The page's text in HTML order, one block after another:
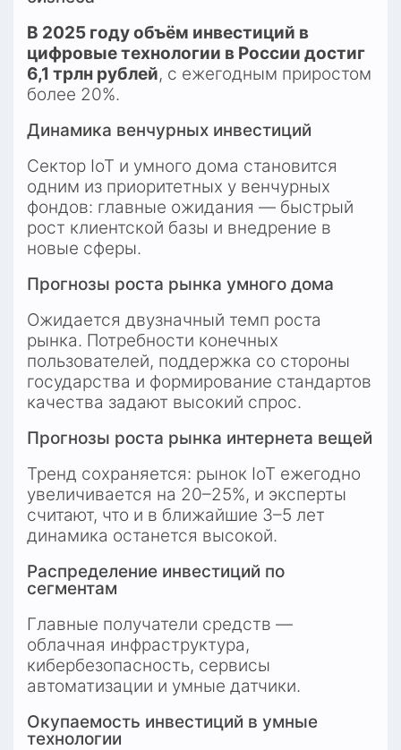
В 2025 году объём инвестиций в
цифровые технологии в России достиг
6,1 трлн рублей, с ежегодным приростом
более 20%.
Динамика венчурных инвестиций
Сектор IoT и умного дома становится
одним из приоритетных у венчурных
фондов: главные ожидания — быстрый
рост клиентской базы и внедрение в
новые сферы.
Прогнозы роста рынка умного дома
Ожидается двузначный темп роста
рынка. Потребности конечных
пользователей, поддержка со стороны
государства и формирование стандартов
качества задают высокий спрос.
Прогнозы роста рынка интернета вещей
Тренд сохраняется: рынок IoT ежегодно
увеличивается на 20–25%, и эксперты
считают, что и в ближайшие 3–5 лет
динамика останется высокой.
Распределение инвестиций по
сегментам
Главные получатели средств —
облачная инфраструктура,
кибербезопасность, сервисы
автоматизации и умные датчики.
Окупаемость инвестиций в умные
технологии